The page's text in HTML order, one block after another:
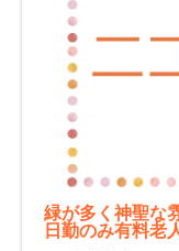
緑が多く神聖な
日勤のみ有料老